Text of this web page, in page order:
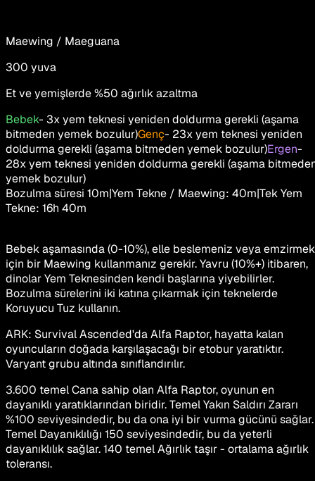
Maewing / Maeguana
300 yuva
Et ve yemişlerde %50 ağırlık azaltma
Bebek- 3x yem teknesi yeniden doldurma gerekli (aşama
bitmeden yemek bozulur)Genç- 23x yem teknesi yeniden
doldurma gerekli (aşama bitmeden yemek bozulur)Ergen-
28x yem teknesi yeniden doldurma gerekli (aşama
yemek bozulur)
Bozulma süresi 10m|Yem Tekne / Maewing: 40m|Tek Yem
Tekne: 16h 40m
Bebek aşamasında (0-10%), elle beslemeniz veya emzirmek
için bir Maewing kullanmanız gerekir. Yavru (10%+) itibaren,
dinolar Yem Teknesinden kendi başlarına yiyebilirler.
Bozulma sürelerini iki katına çıkarmak için teknelerde
Koruyucu Tuz kullanın.
ARK: Survival Ascended'da Alfa Raptor, hayatta kalan
oyuncuların doğada karşılaşacağı bir etobur yaratıktır.
Varyant grubu altında sınıflandırılır.
3.600 temel Cana sahip olan Alfa Raptor, oyunun en
dayanıklı yaratıklarından biridir. Temel Yakın Saldırı Zararı
%100 seviyesindedir, bu da ona iyi bir vurma gücünü sağlar.
Temel Dayanıklılığı 150 seviyesindedir, bu da yeterli
dayanıklılık sağlar. 140 temel Ağırlık taşır - ortalama ağırlık
toleransı.